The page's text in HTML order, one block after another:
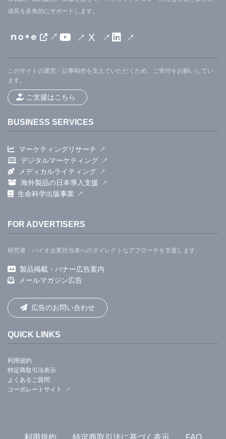
成長を多角的にサポートします。
X
このサイトの運営・記事制作を支えていただくため、ご寄付をお願いしてい
ます。
ご支援はこちら
BUSINESS SERVICES
マーケティングリサーチ
デジタルマーケティング
メディカルライティング
海外製品の日本導入支援
生命科学出版事業
FOR ADVERTISERS
研究者・バイオ企業担当者へのダイレクトなアプローチを支援します。
製品掲載・バナー広告案内
メールマガジン広告
広告のお問い合わせ
QUICK LINKS
利用規約
特定商取引法表示
よくあるご質問
コーポレートサイト
利用規約 特定商取引法に基づく表示 FAQ